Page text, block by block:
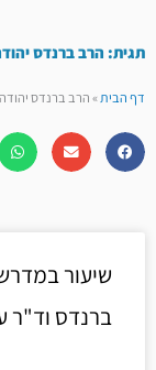
תגית: הרב ברנדס
דף הבית»הרב ברנדס יהודה
שיעור
ברנדס וד"ר